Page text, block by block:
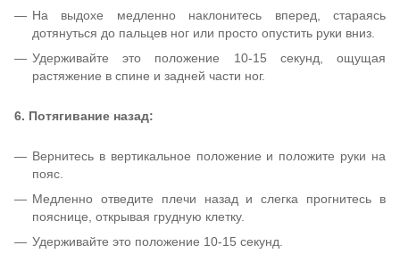
На выдохе медленно наклонитесь вперед, стараясь
дотянуться до пальцев ног или просто опустить руки вниз.
Удерживайте это положение 10-15 секунд, ощущая
растяжение в спине и задней части ног.
6. Потягивание назад:
Вернитесь в вертикальное положение и положите руки на
пояс.
Медленно отведите плечи назад и слегка прогнитесь в
пояснице, открывая грудную клетку.
Удерживайте это положение 10-15 секунд.